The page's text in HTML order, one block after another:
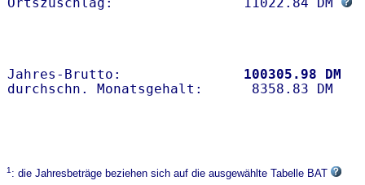
Jahres-Brutto: 100305.98 DM
1: die Jahresbeträge beziehen sich auf die ausgewählte Tabelle BAT